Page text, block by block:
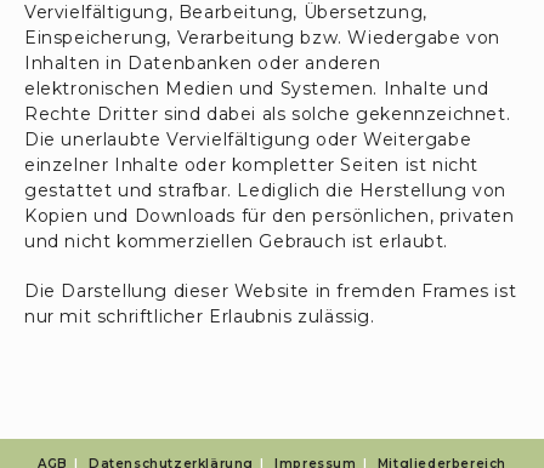
Vervielfältigung, Bearbeitung, Übersetzung,
Einspeicherung, Verarbeitung bzw. Wiedergabe von
Inhalten in Datenbanken oder anderen
elektronischen Medien und Systemen. Inhalte und
Rechte Dritter sind dabei als solche gekennzeichnet.
Die unerlaubte Vervielfältigung oder Weitergabe
einzelner Inhalte oder kompletter Seiten ist nicht
gestattet und strafbar. Lediglich die Herstellung von
Kopien und Downloads für den persönlichen, privaten
und nicht kommerziellen Gebrauch ist erlaubt.
Die Darstellung dieser Website in fremden Frames ist
nur mit schriftlicher Erlaubnis zulässig.
AGB Datenschutzerklärung Impressum Mitgliederbereich